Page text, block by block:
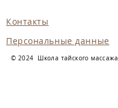
Контакты
Персональные данные
© 2024 Школа тайского